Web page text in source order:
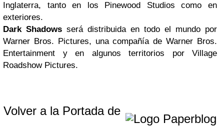
Inglaterra, tanto en los Pinewood Studios como en
exteriores.
Dark Shadows será distribuida en todo el mundo por
Warner Bros. Pictures, una compañía de Warner Bros.
Entertainment y en algunos territorios por Village
Roadshow Pictures.
Volver a la Portada de